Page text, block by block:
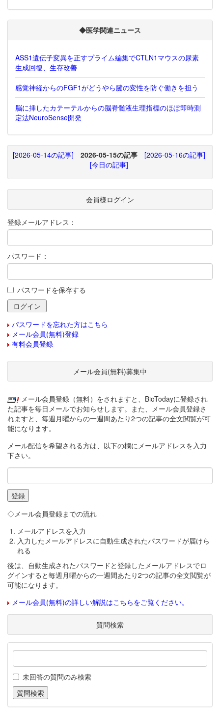
◆医学関連ニュース
ASS1遺伝子変異を正すプライム編集でCTLN1マウスの尿素
生成回復、生存改善
感覚神経からのFGF1がどうやら腱の変性を防ぐ働きを担う
脳に挿したカテーテルからの脳脊髄液生理指標のほぼ即時測
定法NeuroSense開発
[2026-05-14の記事] 2026-05-15の記事
[2026-05-16の記事]
[今日の記事]
会員様ログイン
登録メールアドレス：
パスワード：
パスワードを保存する
パスワードを忘れた方はこちら
メール会員(無料)登録
有料会員登録
メール会員(無料)募集中
メール会員登録（無料）をされますと、BioTodayに登録され
た記事を毎日メールでお知らせします。また、メール会員登録さ
れますと、毎週月曜からの一週間あたり2つの記事の全文閲覧が可
能になります。
メール配信を希望される方は、以下の欄にメールアドレスを入力
下さい。
◇メール会員登録までの流れ
メールアドレスを入力
入力したメールアドレスに自動生成されたパスワードが届けら
れる
後は、自動生成されたパスワードと登録したメールアドレスでロ
グインすると毎週月曜からの一週間あたり2つの記事の全文閲覧が
可能になります。
メール会員(無料)の詳しい解説はこちらをご覧ください。
質問検索
未回答の質問のみ検索